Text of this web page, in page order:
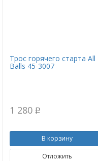
Трос горячего старта All
Balls 45-3007
1 280 p
В корзину
Отложить